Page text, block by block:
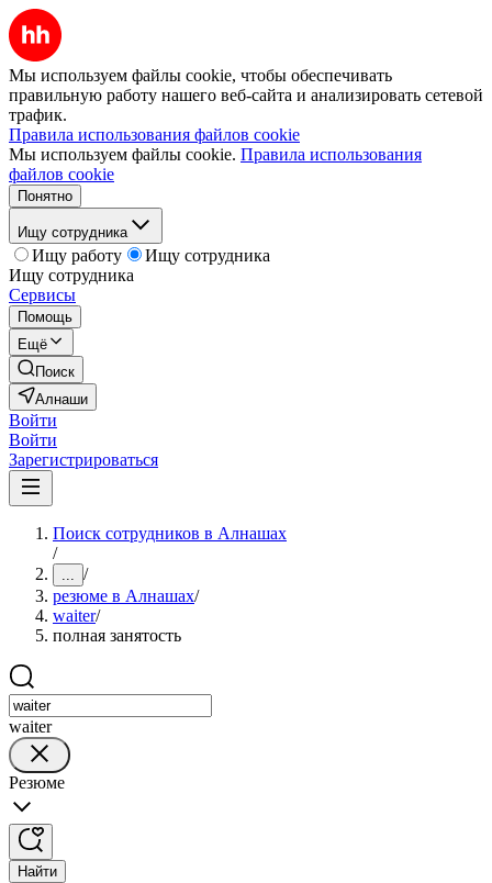
Мы используем файлы cookie, чтобы обеспечивать
правильную работу нашего веб-сайта и анализировать сетевой
трафик.
Правила использования файлов cookie
Мы используем файлы cookie. Правила использования
файлов cookie
Понятно
Ищу сотрудника
Ищу работу
Ищу сотрудника
Ищу сотрудника
Сервисы
Помощь
Ещё
Поиск
Алнаши
Войти
Войти
Зарегистрироваться
Поиск сотрудников в Алнашах
/
... /
резюме в Алнашах/
waiter/
полная занятость
waiter
Резюме
Найти